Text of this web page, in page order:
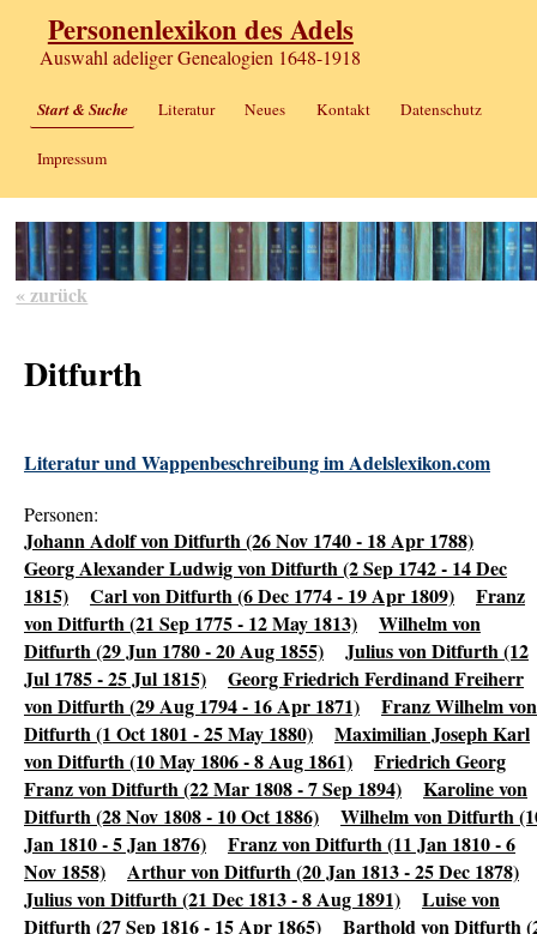
Personenlexikon des Adels
Auswahl adeliger Genealogien 1648-1918
Start & Suche Literatur Neues Kontakt Datenschutz
Impressum
« zurück
Ditfurth
Literatur und Wappenbeschreibung im Adelslexikon.com
Personen:
Johann Adolf von Ditfurth (26 Nov 1740 - 18 Apr 1788)
Georg Alexander Ludwig von Ditfurth (2 Sep 1742 - 14 Dec
1815)
Carl von Ditfurth (6 Dec 1774 - 19 Apr 1809)
Franz
von Ditfurth (21 Sep 1775 - 12 May 1813)
Wilhelm von
Ditfurth (29 Jun 1780 - 20 Aug 1855)
Julius von Ditfurth (12
Jul 1785 - 25 Jul 1815)
Georg Friedrich Ferdinand Freiherr
von Ditfurth (29 Aug 1794 - 16 Apr 1871)
Franz Wilhelm von
Ditfurth (1 Oct 1801 - 25 May 1880)
Maximilian Joseph Karl
von Ditfurth (10 May 1806 - 8 Aug 1861)
Friedrich Georg
Franz von Ditfurth (22 Mar 1808 - 7 Sep 1894)
Karoline von
Ditfurth (28 Nov 1808 - 10 Oct 1886)
Wilhelm von Ditfurth
Jan 1810 - 5 Jan 1876)
Franz von Ditfurth (11 Jan 1810 - 6
Nov 1858)
Arthur von Ditfurth (20 Jan 1813 - 25 Dec 1878)
Julius von Ditfurth (21 Dec 1813 - 8 Aug 1891)
Luise von
Ditfurth (27 Sep 1816 - 15 Apr 1865)
Barthold von Ditfurth